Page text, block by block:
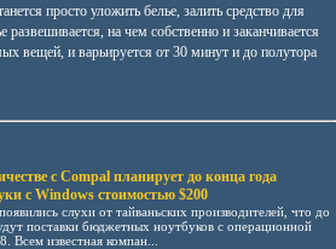
просто уложить белье, залить средство для
на чем собственно и заканчивается
вещей, и варьируется от 30 минут и до полутора
с Compal планирует до конца года
с Windows стоимостью $200
слухи от тайваньских производителей, что до
поставки бюджетных ноутбуков с операционной
Всем известная компан...